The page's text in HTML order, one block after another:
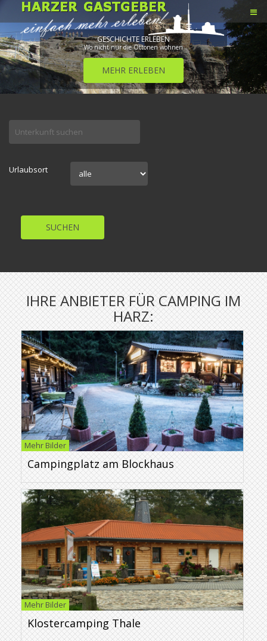
GESCHICHTE ERLEBEN
Wo nicht nur die Ottonen wohnen
MEHR ERLEBEN
Urlaubsort
IHRE ANBIETER FÜR CAMPING IM
HARZ:
Mehr Bilder
Campingplatz am Blockhaus
Mehr Bilder
Klostercamping Thale